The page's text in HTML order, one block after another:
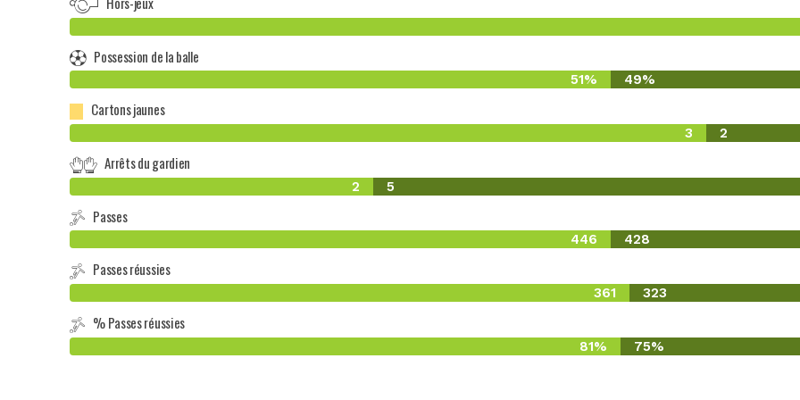
Possession de la balle
51% 49%
Cartons jaunes
3 2
Arrêts du gardien
2 5
Passes
446 428
Passes réussies
361 323
% Passes réussies
81% 75%